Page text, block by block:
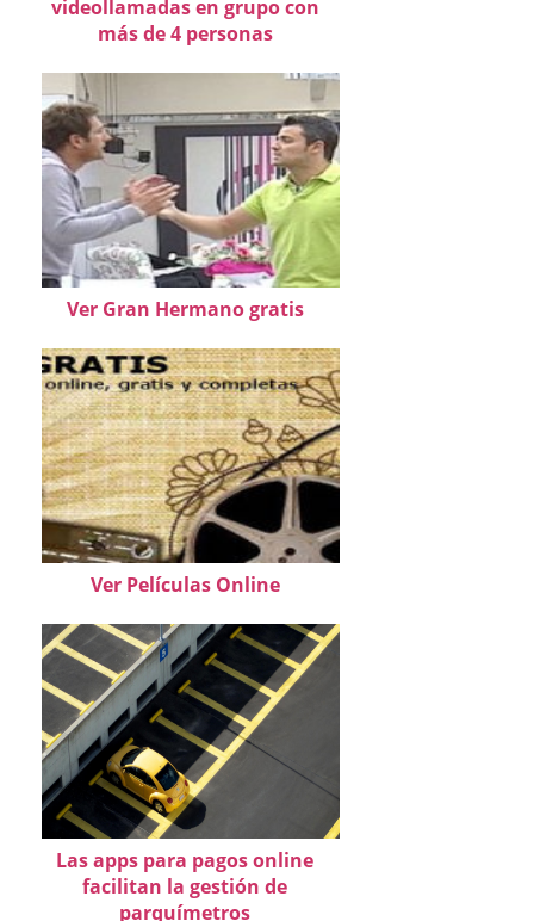
videollamadas en grupo con
más de 4 personas
Ver Gran Hermano gratis
Ver Películas Online
Las apps para pagos online
facilitan la gestión de
parquímetros